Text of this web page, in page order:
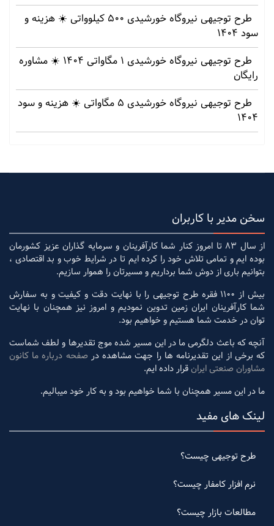
طرح توجیهی نیروگاه خورشیدی 500 کیلوواتی ☀️ هزینه‌ و
سود 1404
طرح توجیهی نیروگاه خورشیدی 1 مگاواتی 1404 ☀️ مشاوره
رایگان
طرح توجیهی نیروگاه خورشیدی 5 مگاواتی ☀️ هزینه‌ و سود
1404
سخن مدیر با کاربران
از سال 83 تا امروز کنار شما کارآفرینان و سرمایه گذاران عزیز کشورمان
بوده ایم و تمامی تلاش خود را کرده ایم تا در شرایط خوب و بد اقتصادی ،
بتوانیم باری از دوش شما برداریم و مسیرتان را هموار سازیم.
بیش از 1100 فقره طرح توجیهی را با نهایت دقت و کیفیت و به سفارش
شما کارآفرینان ایران زمین تدوین نمودیم و امروز نیز همچنان با نهایت
توان در خدمت شما هستیم و خواهیم بود.
آنچه که باعث دلگرمی ما در این مسیر شده موج تقدیرها و لطف شماست
که برخی از این تقدیرنامه ها را جهت مشاهده در صفحه درباره ما کانون
مشاوران صنعتی ایرانقرار داده ایم.
ما در این مسیر همچنان با شما خواهیم بود و به کار خود میبالیم.
لینک های مفید
طرح توجیهی چیست؟
نرم افزار کامفار چیست؟
مطالعات بازار چیست؟